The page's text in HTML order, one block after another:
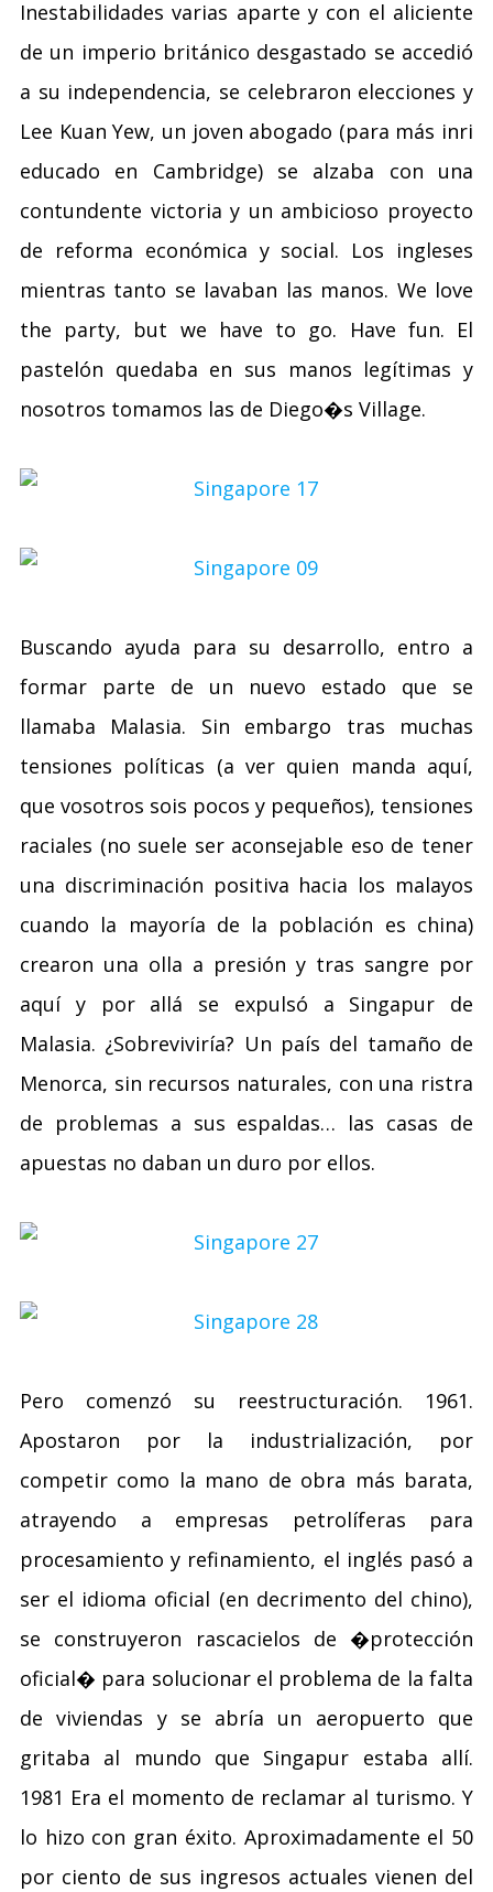
Inestabilidades varias aparte y con el aliciente
de un imperio británico desgastado se accedió
a su independencia, se celebraron elecciones y
Lee Kuan Yew, un joven abogado (para más inri
educado en Cambridge) se alzaba con una
contundente victoria y un ambicioso proyecto
de reforma económica y social. Los ingleses
mientras tanto se lavaban las manos. We love
the party, but we have to go. Have fun. El
pastelón quedaba en sus manos legítimas y
nosotros tomamos las de Diego�s Village.
Buscando ayuda para su desarrollo, entro a
formar parte de un nuevo estado que se
llamaba Malasia. Sin embargo tras muchas
tensiones políticas (a ver quien manda aquí,
que vosotros sois pocos y pequeños), tensiones
raciales (no suele ser aconsejable eso de tener
una discriminación positiva hacia los malayos
cuando la mayoría de la población es china)
crearon una olla a presión y tras sangre por
aquí y por allá se expulsó a Singapur de
Malasia. ¿Sobreviviría? Un país del tamaño de
Menorca, sin recursos naturales, con una ristra
de problemas a sus espaldas… las casas de
apuestas no daban un duro por ellos.
Pero comenzó su reestructuración. 1961.
Apostaron por la industrialización, por
competir como la mano de obra más barata,
atrayendo a empresas petrolíferas para
procesamiento y refinamiento, el inglés pasó a
ser el idioma oficial (en decrimento del chino),
se construyeron rascacielos de �protección
oficial� para solucionar el problema de la falta
de viviendas y se abría un aeropuerto que
gritaba al mundo que Singapur estaba allí.
1981 Era el momento de reclamar al turismo. Y
lo hizo con gran éxito. Aproximadamente el 50
por ciento de sus ingresos actuales vienen del